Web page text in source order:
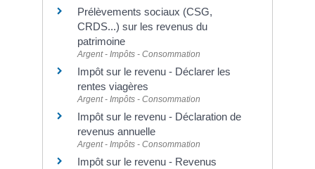
Prélèvements sociaux (CSG,
CRDS...) sur les revenus du
patrimoine
Argent - Impôts - Consommation
Impôt sur le revenu - Déclarer les
rentes viagères
Argent - Impôts - Consommation
Impôt sur le revenu - Déclaration de
revenus annuelle
Argent - Impôts - Consommation
Impôt sur le revenu - Revenus